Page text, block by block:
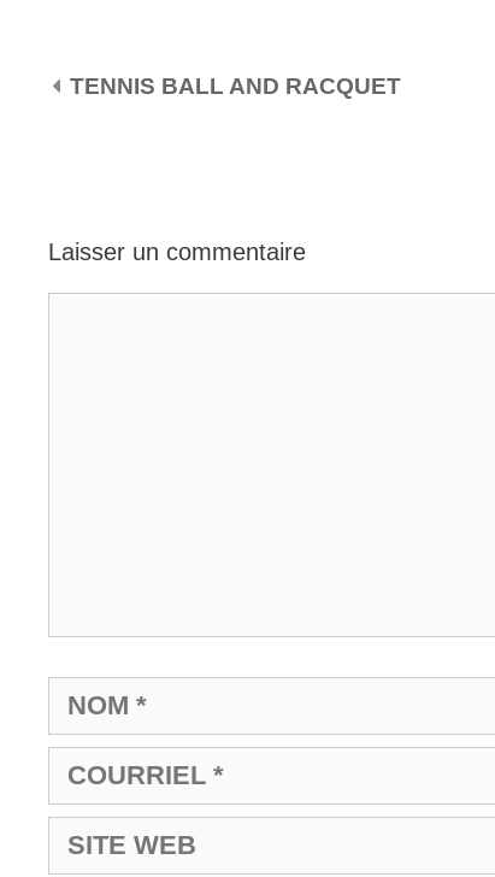
NAVIGATION DES ARTICLES
TENNIS BALL AND RACQUET
Laisser un commentaire